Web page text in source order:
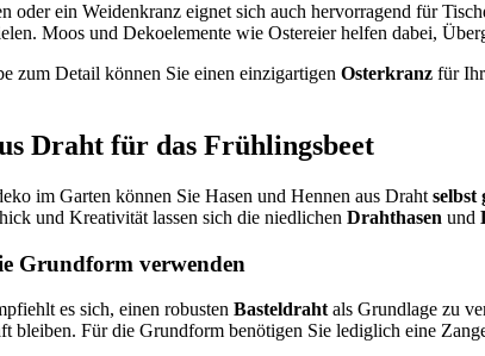
oder ein Weidenkranz eignet sich auch hervorragend für
Moos und Dekoelemente wie Ostereier helfen dabei,
zum Detail können Sie einen einzigartigen Osterkranz für
Draht für das Frühlingsbeet
im Garten können Sie Hasen und Hennen aus Draht selbst
und Kreativität lassen sich die niedlichen Drahthasen und
Grundform verwenden
es sich, einen robusten Basteldrahtals Grundlage zu
bleiben. Für die Grundform benötigen Sie lediglich eine